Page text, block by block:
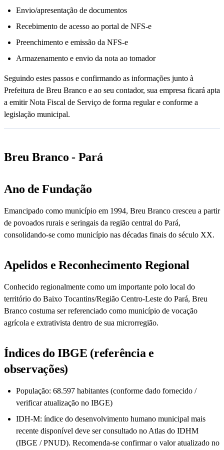
Envio/apresentação de documentos
Recebimento de acesso ao portal de NFS-e
Preenchimento e emissão da NFS-e
Armazenamento e envio da nota ao tomador
Seguindo estes passos e confirmando as informações junto à
Prefeitura de Breu Branco e ao seu contador, sua empresa ficará apta
a emitir Nota Fiscal de Serviço de forma regular e conforme a
legislação municipal.
Breu Branco - Pará
Ano de Fundação
Emancipado como município em 1994, Breu Branco cresceu a partir
de povoados rurais e seringais da região central do Pará,
consolidando-se como município nas décadas finais do século XX.
Apelidos e Reconhecimento Regional
Conhecido regionalmente como um importante polo local do
território do Baixo Tocantins/Região Centro-Leste do Pará, Breu
Branco costuma ser referenciado como município de vocação
agrícola e extrativista dentro de sua microrregião.
Índices do IBGE (referência e
observações)
População: 68.597 habitantes (conforme dado fornecido /
verificar atualização no IBGE)
IDH-M: índice do desenvolvimento humano municipal mais
recente disponível deve ser consultado no Atlas do IDHM
(IBGE / PNUD). Recomenda-se confirmar o valor atualizado no